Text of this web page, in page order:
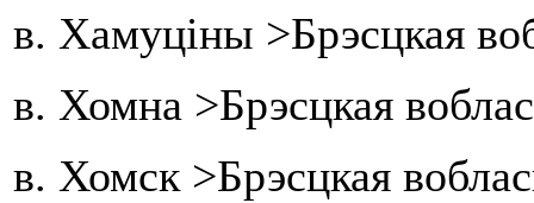
в. Хамуціны >Брэсцкая
в. Хомна >Брэсцкая
в. Хомск >Брэсцкая